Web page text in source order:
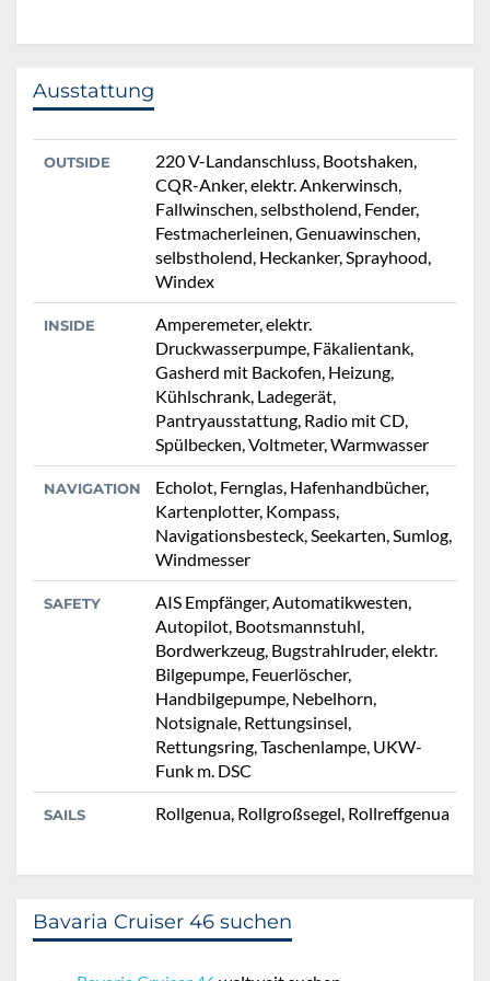
Ausstattung
OUTSIDE
220 V-Landanschluss, Bootshaken,
CQR-Anker, elektr. Ankerwinsch,
Fallwinschen, selbstholend, Fender,
Festmacherleinen, Genuawinschen,
selbstholend, Heckanker, Sprayhood,
Windex
INSIDE
Amperemeter, elektr.
Druckwasserpumpe, Fäkalientank,
Gasherd mit Backofen, Heizung,
Kühlschrank, Ladegerät,
Pantryausstattung, Radio mit CD,
Spülbecken, Voltmeter, Warmwasser
NAVIGATION
Echolot, Fernglas, Hafenhandbücher,
Kartenplotter, Kompass,
Navigationsbesteck, Seekarten, Sumlog,
Windmesser
SAFETY
AIS Empfänger, Automatikwesten,
Autopilot, Bootsmannstuhl,
Bordwerkzeug, Bugstrahlruder, elektr.
Bilgepumpe, Feuerlöscher,
Handbilgepumpe, Nebelhorn,
Notsignale, Rettungsinsel,
Rettungsring, Taschenlampe, UKW-
Funk m. DSC
SAILS Rollgenua, Rollgroßsegel, Rollreffgenua
Bavaria Cruiser 46 suchen